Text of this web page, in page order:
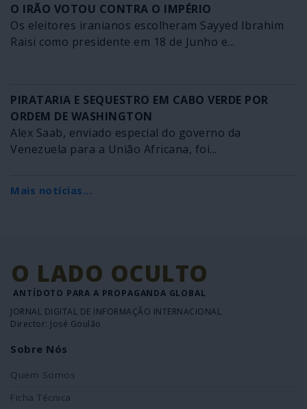
O IRÃO VOTOU CONTRA O IMPÉRIO
Os eleitores iranianos escolheram Sayyed Ibrahim
Raisi como presidente em 18 de Junho e...
PIRATARIA E SEQUESTRO EM CABO VERDE POR
ORDEM DE WASHINGTON
Alex Saab, enviado especial do governo da
Venezuela para a União Africana, foi...
Mais notícias...
O LADO OCULTO
ANTÍDOTO PARA A PROPAGANDA GLOBAL
JORNAL DIGITAL DE INFORMAÇÃO INTERNACIONAL
Director: José Goulão
Sobre Nós
Quem Somos
Ficha Técnica